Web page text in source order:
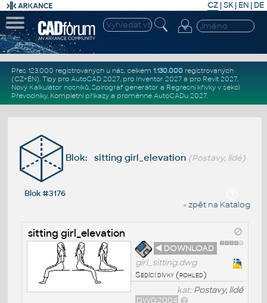
CZ | SK| EN | DE
Přes 123.000 registrovaných u nás, celkem 1.130.000registrovaných
(CZ+EN). Tipy pro AutoCAD 2027, pro Inventor 2027a pro Revit 2027.
Nový Kalkulátor nosníků, Spirograf generátor a Regresní křivkyv sekci
Převodníky. Kompletní příkazya proměnné AutoCADu 2027.
Blok: sitting girl_elevation (Postavy, lidé)
Blok #3176
« zpět na Katalog
sitting girl_elevation
◄ DOWNLOAD
girl_sitting.dwg
Sedící dívky (pohled)
kat:Postavy, lidé
DWG2004